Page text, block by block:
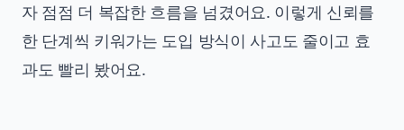
자 점점 더 복잡한 흐름을 넘겼어요. 이렇게 신뢰를
한 단계씩 키워가는 도입 방식이 사고도 줄이고 효
과도 빨리 봤어요.